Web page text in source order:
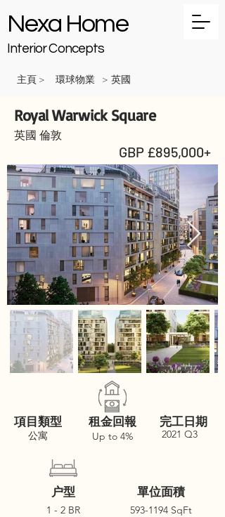
Nexa Home
Interior Concepts
主頁 > 環球物業 > 英國
Royal Warwick Square
英國 倫敦
GBP £895,000+
項目類型
公寓
租金回報
Up to 4%
完工日期
2021 Q3
户型
1 - 2 BR
單位面積
593-1194SqFt